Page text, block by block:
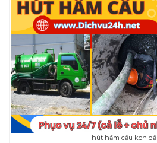
hút hầm cầu kcn